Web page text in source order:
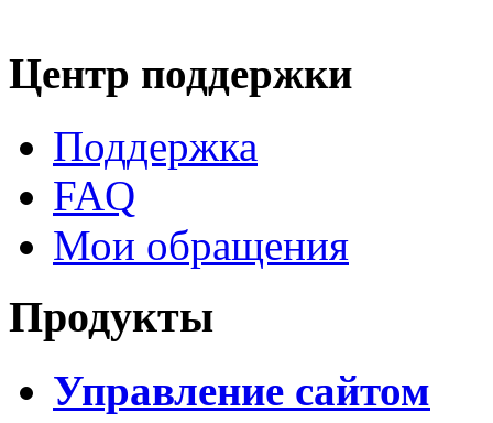
Центр поддержки
Поддержка
FAQ
Мои обращения
Продукты
Управление сайтом